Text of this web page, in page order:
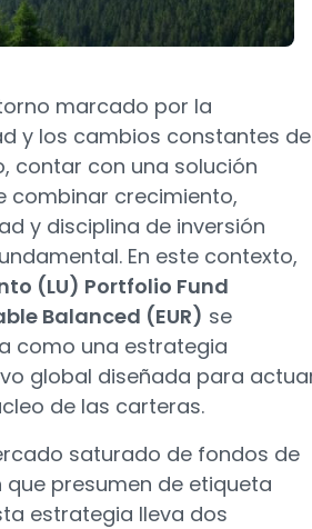
marcado por la
y los cambios constantes de
contar con una solución
combinar crecimiento,
y disciplina de inversión
En este contexto,
(LU) Portfolio Fund
Balanced (EUR) se
como una estrategia
global diseñada para
de las carteras.
saturado de fondos de
que presumen de etiqueta
estrategia lleva dos